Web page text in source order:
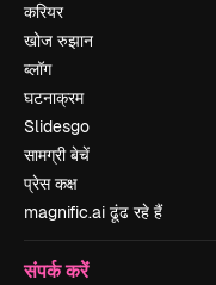
करियर
खोज रुझान
ब्लॉग
घटनाक्रम
Slidesgo
सामग्री बेचें
प्रेस कक्ष
magnific.ai ढूंढ रहे हैं
संपर्क करें